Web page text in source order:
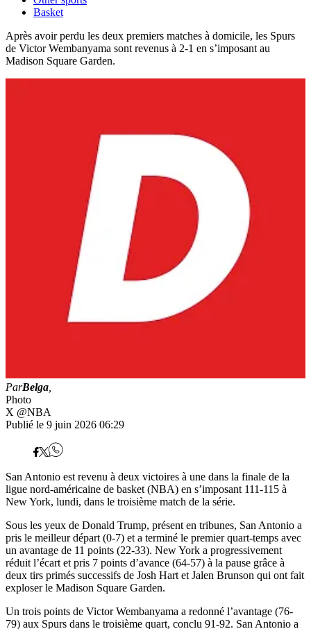
Basket
Après avoir perdu les deux premiers matches à domicile, les Spurs
de Victor Wembanyama sont revenus à 2-1 en s’imposant au
Madison Square Garden.
ParBelga
Photo
X @NBA
Publié le 9 juin 2026 06:29
San Antonio est revenu à deux victoires à une dans la finale de la
ligue nord-américaine de basket (NBA) en s’imposant 111-115 à
New York, lundi, dans le troisième match de la série.
Sous les yeux de Donald Trump, présent en tribunes, San Antonio a
pris le meilleur départ (0-7) et a terminé le premier quart-temps avec
un avantage de 11 points (22-33). New York a progressivement
réduit l’écart et pris 7 points d’avance (64-57) à la pause grâce à
deux tirs primés successifs de Josh Hart et Jalen Brunson qui ont fait
exploser le Madison Square Garden.
Un trois points de Victor Wembanyama a redonné l’avantage (76-
79) aux Spurs dans le troisième quart, conclu 91-92. San Antonio a